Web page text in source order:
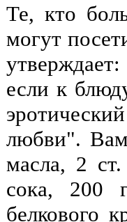
Те, кто
могут
если к
любви". Вам
масла, 2
сока, 200
белкового